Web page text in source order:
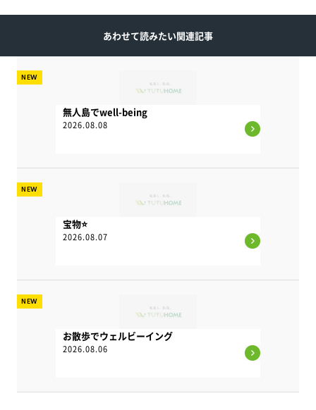
あわせて読みたい関連記事
無人島でwell-being
2026.08.08
NEW
宝物⭐
2026.08.07
NEW
お散歩でウェルビーイング
2026.08.06
NEW